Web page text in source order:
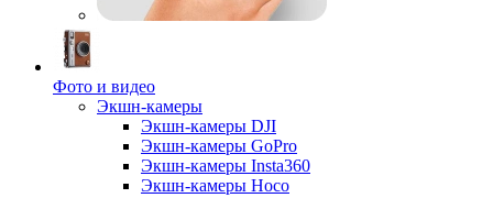
Фото и видео
Экшн-камеры
Экшн-камеры DJI
Экшн-камеры GoPro
Экшн-камеры Insta360
Экшн-камеры Hoco